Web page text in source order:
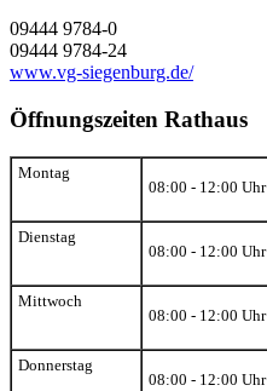
09444 9784-0
09444 9784-24
www.vg-siegenburg.de/
Öffnungszeiten Rathaus
Montag
08:00 - 12:00 Uhr
Dienstag
08:00 - 12:00 Uhr
Mittwoch
08:00 - 12:00 Uhr
Donnerstag
08:00 - 12:00 Uhr